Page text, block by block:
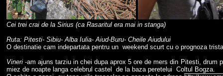
Cei trei crai de la Sirius (ca Rasaritul era mai in stanga)
Ruta: Pitesti- Sibiu- Alba Iulia- Aiud-Buru- Cheile Aiudului
O destinatie cam indepartata pentru un weekend scurt cu o prognoza
Vineri -am ajuns tarziu in chei dupa aprox 5 ore de mers din Pitesti,
miez de noapte langa celebrul castel de la baza peretelui Coltul Bogza.